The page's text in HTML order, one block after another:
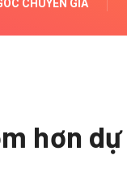
CHUYÊN GIA
hơn dự